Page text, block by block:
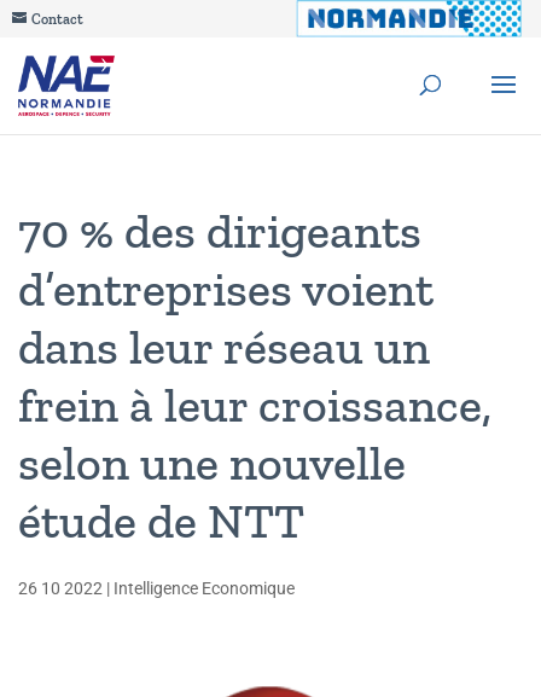
Contact
70 % des dirigeants
d’entreprises voient
dans leur réseau un
frein à leur croissance,
selon une nouvelle
étude de NTT
26 10 2022 | Intelligence Economique